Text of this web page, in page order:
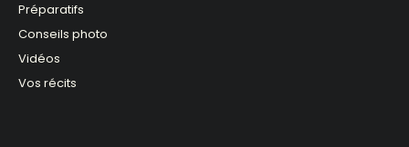
Préparatifs
Conseils photo
Vidéos
Vos récits